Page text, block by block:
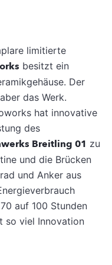
limitierte
besitzt ein
Der
das Werk.
hat innovative
des
Breitling 01 zu
und die Brücken
und Anker aus
auf 100 Stunden
so viel Innovation